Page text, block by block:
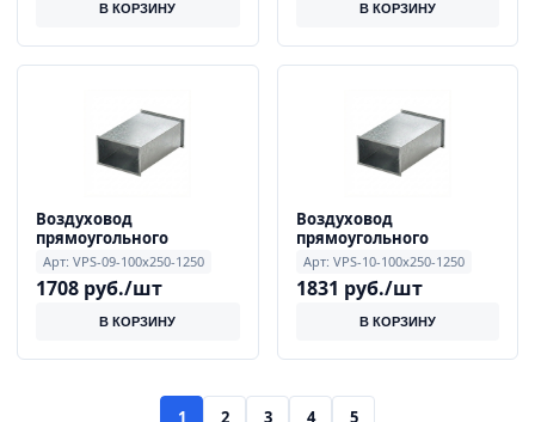
В КОРЗИНУ В КОРЗИНУ
Воздуховод
прямоугольного
сечения 0.9 мм 100x250
мм, длиной 1250 мм
Арт: VPS-09-100x250-1250
1708 руб./шт
В КОРЗИНУ
Воздуховод
прямоугольного
сечения 1.0 мм 100x250
мм, длиной 1250 мм
Арт: VPS-10-100x250-1250
1831 руб./шт
В КОРЗИНУ
1 2 3 4 5